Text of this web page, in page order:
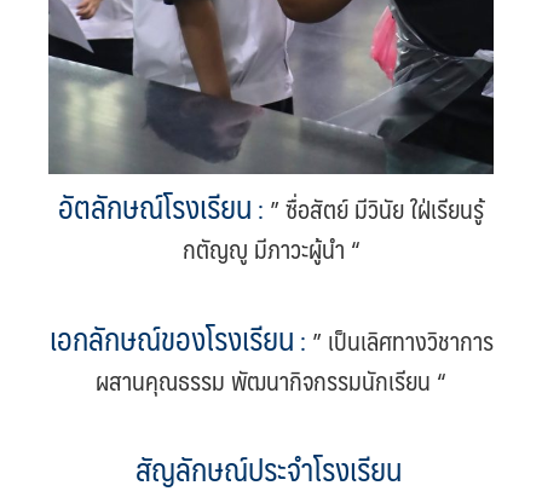
อัตลักษณ์โรงเรียน : ” ซื่อสัตย์ มีวินัย ใฝ่เรียนรู้
กตัญญู มีภาวะผู้นำ “
เอกลักษณ์ของโรงเรียน : ” เป็นเลิศทางวิชาการ
ผสานคุณธรรม พัฒนากิจกรรมนักเรียน “
สัญลักษณ์ประจำโรงเรียน